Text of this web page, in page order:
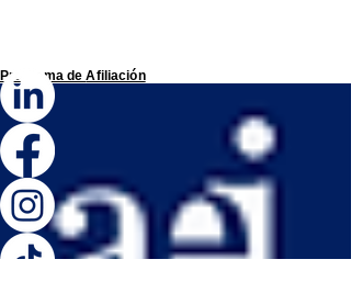
Programa deAfiliación